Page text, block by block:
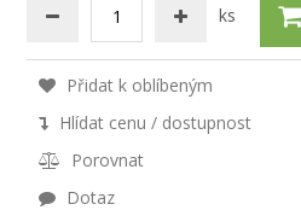
ks
Přidat k oblíbeným
Hlídat cenu / dostupnost
Porovnat
Dotaz